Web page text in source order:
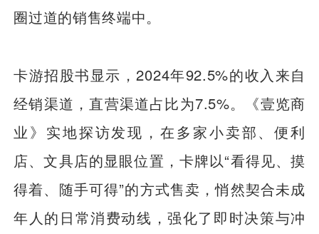
圈过道的销售终端中。
卡游招股书显示，2024年92.5%的收入来自
经销渠道，直营渠道占比为7.5%。《壹览商
业》实地探访发现，在多家小卖部、便利
店、文具店的显眼位置，卡牌以“看得见、摸
得着、随手可得”的方式售卖，悄然契合未成
年人的日常消费动线，强化了即时决策与冲